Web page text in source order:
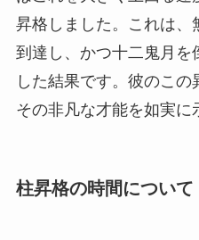
昇格しました。これは、
到達し、かつ十二鬼月を
した結果です。彼のこの
その非凡な才能を如実に
柱昇格の時間について